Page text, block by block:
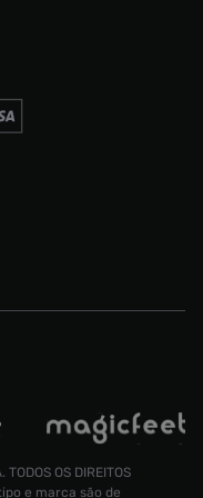
OS DIREITOS
e marca são de